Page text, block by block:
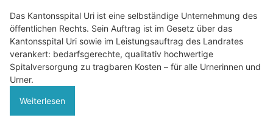
Das Kantonsspital Uri ist eine selbständige Unternehmung des
öffentlichen Rechts. Sein Auftrag ist im Gesetz über das
Kantonsspital Uri sowie im Leistungsauftrag des Landrates
verankert: bedarfsgerechte, qualitativ hochwertige
Spitalversorgung zu tragbaren Kosten – für alle Urnerinnen und
Urner.
Weiterlesen